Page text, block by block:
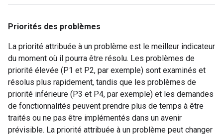
Priorités des problèmes
La priorité attribuée à un problème est le meilleur indicateur
du moment où il pourra être résolu. Les problèmes de
priorité élevée (P1 et P2, par exemple) sont examinés et
résolus plus rapidement, tandis que les problèmes de
priorité inférieure (P3 et P4, par exemple) et les demandes
de fonctionnalités peuvent prendre plus de temps à être
traités ou ne pas être implémentés dans un avenir
prévisible. La priorité attribuée à un problème peut changer